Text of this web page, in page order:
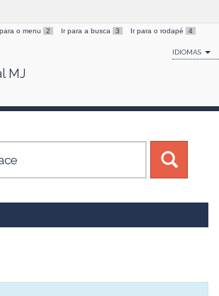
o menu 2 Ir para a busca 3 Ir para o rodapé 4
IDIOMAS
MJ